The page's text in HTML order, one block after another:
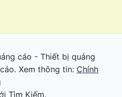
cáo - Thiết bị quảng
. Xem thông tin: Chính
Tìm Kiếm.